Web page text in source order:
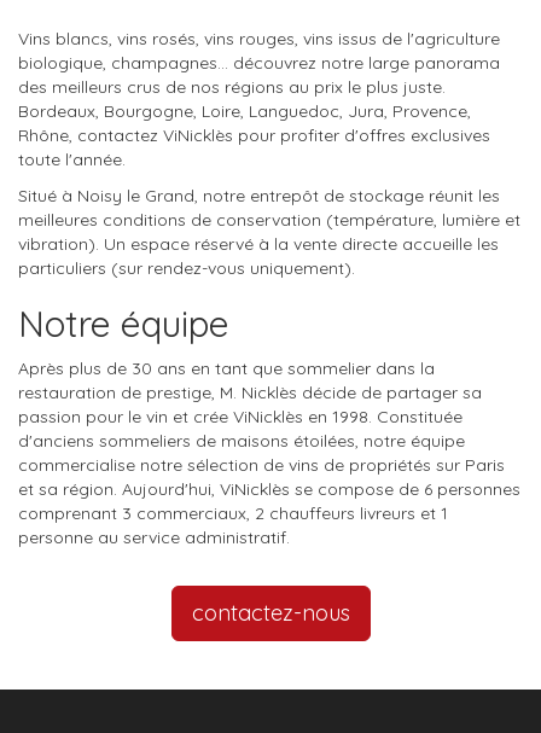
Vins blancs, vins rosés, vins rouges, vins issus de l'agriculture
biologique, champagnes… découvrez notre large panorama
des meilleurs crus de nos régions au prix le plus juste.
Bordeaux, Bourgogne, Loire, Languedoc, Jura, Provence,
Rhône, contactez ViNicklès pour profiter d'offres exclusives
toute l'année.
Situé à Noisy le Grand, notre entrepôt de stockage réunit les
meilleures conditions de conservation (température, lumière et
vibration). Un espace réservé à la vente directe accueille les
particuliers (sur rendez-vous uniquement).
Notre équipe
Après plus de 30 ans en tant que sommelier dans la
restauration de prestige, M. Nicklès décide de partager sa
passion pour le vin et crée ViNicklès en 1998. Constituée
d'anciens sommeliers de maisons étoilées, notre équipe
commercialise notre sélection de vins de propriétés sur Paris
et sa région. Aujourd'hui, ViNicklès se compose de 6 personnes
comprenant 3 commerciaux, 2 chauffeurs livreurs et 1
personne au service administratif.
contactez-nous